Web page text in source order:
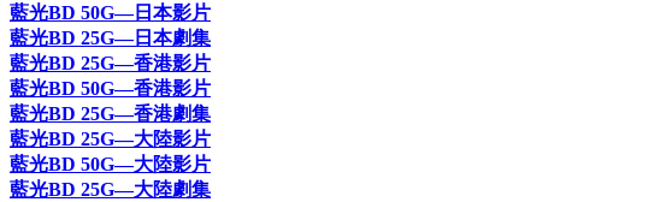
藍光BD 50G—日本影片
藍光BD 25G—日本劇集
藍光BD 25G—香港影片
藍光BD 50G—香港影片
藍光BD 25G—香港劇集
藍光BD 25G—大陸影片
藍光BD 50G—大陸影片
藍光BD 25G—大陸劇集